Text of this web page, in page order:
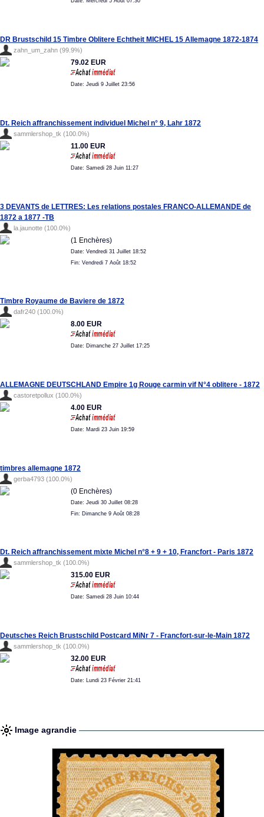
DR Brustschild 15 Timbre Oblitere Echtheit MICHEL 15 Allemagne 1872-1874
zahn_um_zahn (99.9%)
79.02 EUR
Date: Jeudi 9 Juillet 23:56
Dt. Reich affranchissement individuel Michel n° 9, Lahr 1872
sammlershop_tk (100.0%)
11.00 EUR
Date: Samedi 28 Juin 11:27
3 DEVANTS de LETTRES: Les relations postales FRANCO-ALLEMANDE de
1872 a 1877 -TB
la.jaunotte (100.0%)
(1 Enchères)
Date: Vendredi 31 Juillet 18:52
Fin: Vendredi 7 Août 18:52
Timbre Royaume de Baviere de 1872
dafr240 (100.0%)
8.00 EUR
Date: Dimanche 27 Juillet 17:25
ALLEMAGNE DEUTSCHLAND Empire 1g Rouge carmin vif N°4 oblitere - 1872
castoretpollux (100.0%)
4.00 EUR
Date: Mardi 23 Juin 19:59
timbres allemagne 1872
gerba4793 (100.0%)
(0 Enchères)
Date: Jeudi 30 Juillet 08:28
Fin: Dimanche 9 Août 08:28
Dt. Reich affranchissement mixte Michel n°8 + 9 + 10, Francfort - Paris 1872
sammlershop_tk (100.0%)
315.00 EUR
Date: Samedi 28 Juin 10:44
Deutsches Reich Brustschild Postcard MiNr 7 - Francfort-sur-le-Main 1872
sammlershop_tk (100.0%)
32.00 EUR
Date: Lundi 23 Février 21:41
Image agrandie